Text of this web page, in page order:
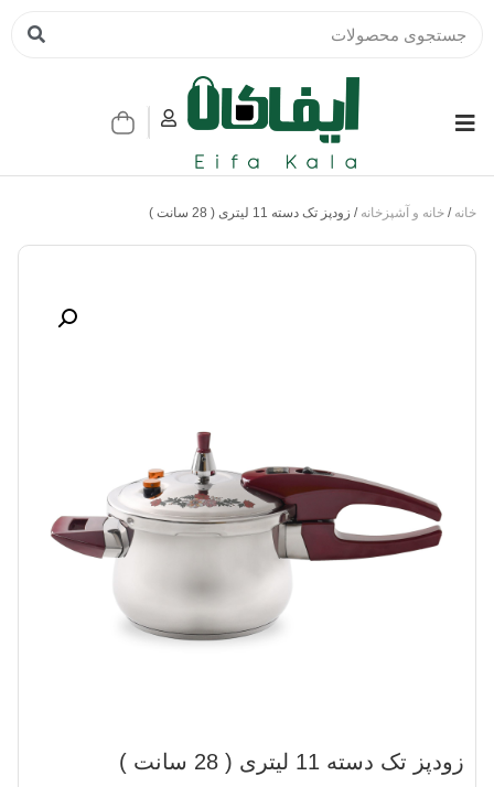
خانه / خانه و آشپزخانه / زودپز تک دسته 11 لیتری ( 28 سانت )
زودپز تک دسته 11 لیتری ( 28 سانت )